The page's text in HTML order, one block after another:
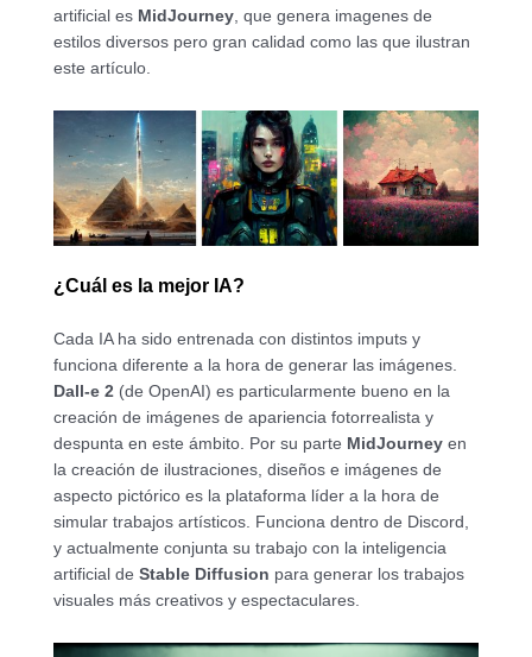
artificial es MidJourney , que genera imagenes de
estilos diversos pero gran calidad como las que ilustran
este artículo.
¿Cuál es la mejor IA?
Cada IA ha sido entrenada con distintos imputs y
funciona diferente a la hora de generar las imágenes.
Dall-e 2 (de OpenAI) es particularmente bueno en la
creación de imágenes de apariencia fotorrealista y
despunta en este ámbito. Por su parte MidJourney en
la creación de ilustraciones, diseños e imágenes de
aspecto pictórico es la plataforma líder a la hora de
simular trabajos artísticos. Funciona dentro de Discord,
y actualmente conjunta su trabajo con la inteligencia
artificial de Stable Diffusion para generar los trabajos
visuales más creativos y espectaculares.